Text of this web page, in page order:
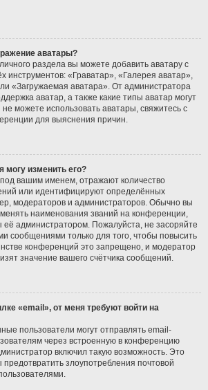
аватары?
раздела вы можете добавить аватару с
инструментов: «Граватар», «Галерея аватар»,
«Загружаемая аватара». От администратора
аватар, а также какие типы аватар могут
можете использовать аватары, свяжитесь с
для выяснения причин.
могу изменить его?
вашим именем, отражают количество
или идентифицируют определённых
модераторов и администраторов. Обычно вы
наименования званий на конференции,
её администратором. Пожалуйста, не засоряйте
сообщениями только для того, чтобы повысить
конференций это запрещено, и модератор
значение вашего счётчика сообщений.
«email», от меня требуют войти на
пользователи могут отправлять email-
через встроенную в конференцию
включил такую возможность. Это
предотвратить злоупотребления почтовой